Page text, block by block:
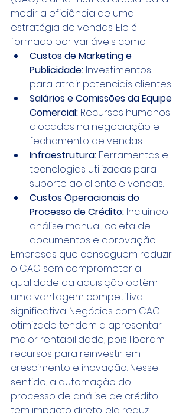
medir a eficiência de uma
estratégia de vendas. Ele é
formado por variáveis como:
Custos de Marketing e
Publicidade: Investimentos
para atrair potenciais clientes.
Salários e Comissões da Equipe
Comercial: Recursos humanos
alocados na negociação e
fechamento de vendas.
Infraestrutura: Ferramentas e
tecnologias utilizadas para
suporte ao cliente e vendas.
Custos Operacionais do
Processo de Crédito: Incluindo
análise manual, coleta de
documentos e aprovação.
Empresas que conseguem reduzir
o CAC sem comprometer a
qualidade da aquisição obtêm
uma vantagem competitiva
significativa. Negócios com CAC
otimizado tendem a apresentar
maior rentabilidade, pois liberam
recursos para reinvestir em
crescimento e inovação. Nesse
sentido, a automação do
processo de análise de crédito
tem impacto direto: ela reduz